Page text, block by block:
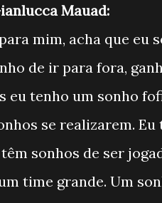
Mauad:
mim, acha que eu
de ir para fora,
eu tenho um sonho
se realizarem.
sonhos de ser
time grande. Um